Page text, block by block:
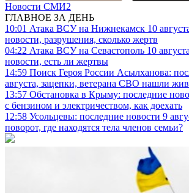
Новости СМИ2
ГЛАВНОЕ ЗА ДЕНЬ
10:01 Атака ВСУ на Нижнекамск 10
новости, разрушения, сколько жертв
04:22 Атака ВСУ на Севастополь 10
новости, есть ли жертвы
14:59 Поиск Героя России Асылханова:
августа, зацепки, ветерана СВО нашли
13:57 Обстановка в Крыму: последние
с бензином и электричеством, как доехать
12:58 Усольцевы: последние новости 9
поворот, где находятся тела членов семьи?